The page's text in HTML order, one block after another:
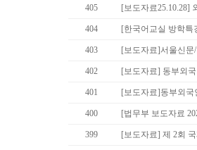
405 [보도자료25.10.28]
404 [한국어교실 방학
403 [보도자료]서울신
402 [보도자료] 동부외
401 [보도자료]동부외
400 [법무부 보도자료
399 [보도자료] 제 2회